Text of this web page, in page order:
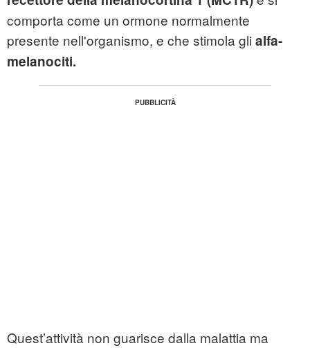
comporta come un ormone normalmente
presente nell'organismo, e che stimola gli alfa-
melanociti.
Quest’attività non guarisce dalla malattia ma